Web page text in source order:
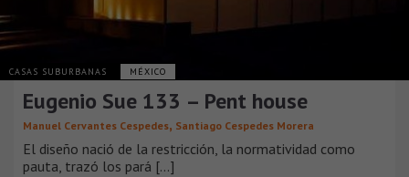
CASAS SUBURBANAS MÉXICO
Eugenio Sue 133 – Pent house
Manuel Cervantes Cespedes, Santiago Cespedes Morera
El diseño nació de la restricción, la normatividad como
pauta, trazó los pará [...]